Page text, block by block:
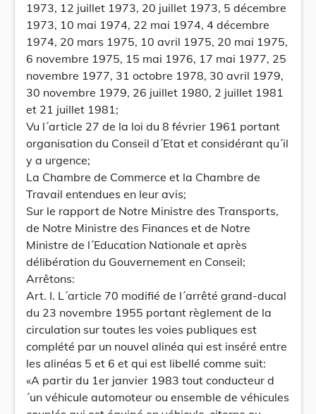
1973, 12 juillet 1973, 20 juillet 1973, 5 décembre
1973, 10 mai 1974, 22 mai 1974, 4 décembre
1974, 20 mars 1975, 10 avril 1975, 20 mai 1975,
6 novembre 1975, 15 mai 1976, 17 mai 1977, 25
novembre 1977, 31 octobre 1978, 30 avril 1979,
30 novembre 1979, 26 juillet 1980, 2 juillet 1981
et 21 juillet 1981;
Vu l´article 27 de la loi du 8 février 1961 portant
organisation du Conseil d´Etat et considérant qu´il
y a urgence;
La Chambre de Commerce et la Chambre de
Travail entendues en leur avis;
Sur le rapport de Notre Ministre des Transports,
de Notre Ministre des Finances et de Notre
Ministre de l´Education Nationale et après
délibération du Gouvernement en Conseil;
Arrêtons:
Art. I. L´article 70 modifié de l´arrêté grand-ducal
du 23 novembre 1955 portant règlement de la
circulation sur toutes les voies publiques est
complété par un nouvel alinéa qui est inséré entre
les alinéas 5 et 6 et qui est libellé comme suit:
«A partir du 1er janvier 1983 tout conducteur d
´un véhicule automoteur ou ensemble de véhicules